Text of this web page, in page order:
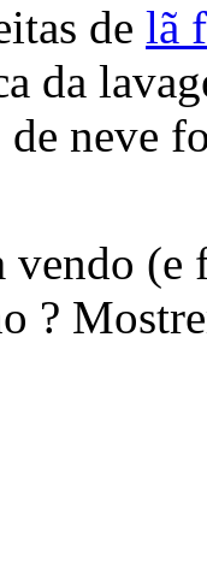
de lã
da
neve
vendo (e
?